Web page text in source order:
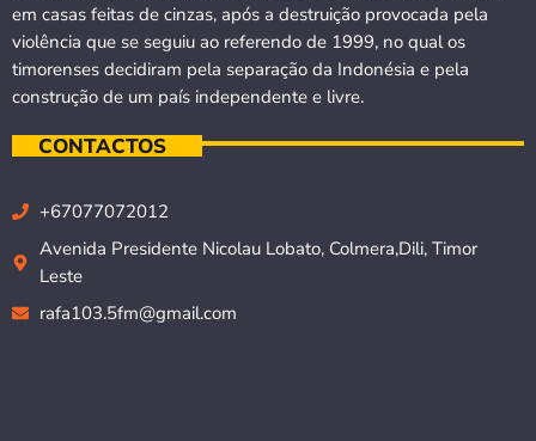
em casas feitas de cinzas, após a destruição provocada pela
violência que se seguiu ao referendo de 1999, no qual os
timorenses decidiram pela separação da Indonésia e pela
construção de um país independente e livre.
CONTACTOS
+67077072012
Avenida Presidente Nicolau Lobato, Colmera,Dili, Timor
Leste
rafa103.5fm@gmail.com